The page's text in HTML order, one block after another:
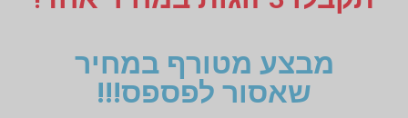
מבצע מטורף במחיר
שאסור לפספס!!!